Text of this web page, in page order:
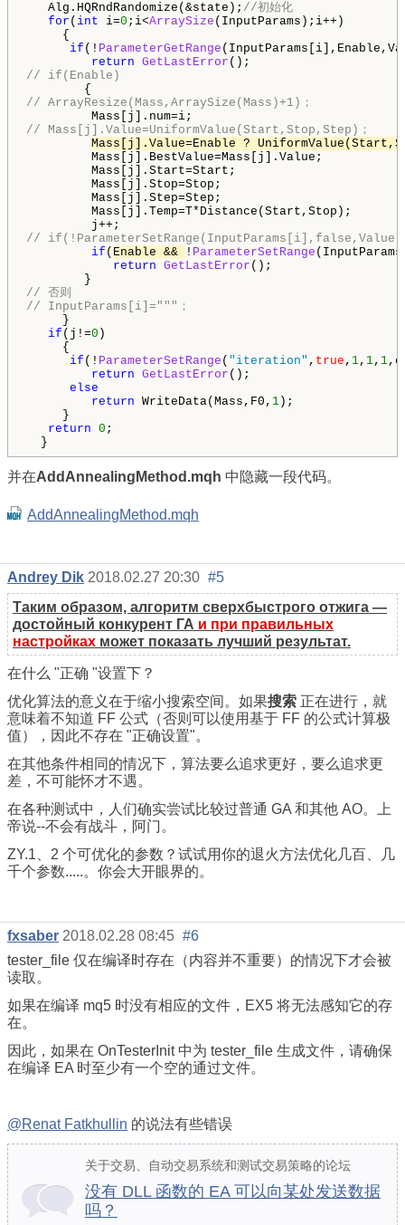
Alg.HQRndRandomize(&state); //初始化
for ( int i=0 ;i<ArraySize (InputParams);i++)
{
if (! ParameterGetRange
return GetLastError
// if(Enable)
// ArrayResize(Mass,ArraySize(Mass)+1)；
// Mass[j].Value=UniformValue(Start,Stop,Step)；
Mass[j].Value=Enable ?
Mass[j].BestValue=Mass[j].Value;
Mass[j].Start=Start;
Mass[j].Stop=Stop;
Mass[j].Step=Step;
Mass[j].Temp=T*Distance(Start,Stop);
//
if ( Enable && ! ParameterSetRange
return GetLastError ();
// 否则
// InputParams[i]="""；
}
if (j!=0 )
{
if (! ParameterSetRange ( "iteration" , true , 1, 1, 1
return GetLastError ();
else
return WriteData(Mass,F0, 1 );
}
return 0 ;
}
并在AddAnnealingMethod.mqh 中隐藏一段代码。
AddAnnealingMethod.mqh
Andrey Dik 2018.02.27 20:30 #5
Таким образом, алгоритм сверхбыстрого отжига —
достойный конкурент ГА и при правильных
настройках может показать лучший результат.
在什么 "正确 "设置下？
优化算法的意义在于缩小搜索空间。如果搜索 正在进行，就
意味着不知道 FF 公式（否则可以使用基于 FF 的公式计算极
值），因此不存在 "正确设置"。
在其他条件相同的情况下，算法要么追求更好，要么追求更
差，不可能怀才不遇。
在各种测试中，人们确实尝试比较过普通 GA 和其他 AO。上
帝说--不会有战斗，阿门。
ZY.1、2 个可优化的参数？试试用你的退火方法优化几百、几
千个参数.....。你会大开眼界的。
fxsaber 2018.02.28 08:45 #6
tester_file 仅在编译时存在（内容并不重要）的情况下才会被
读取。
如果在编译 mq5 时没有相应的文件，EX5 将无法感知它的存
在。
因此，如果在 OnTesterInit 中为 tester_file 生成文件，请确保
在编译 EA 时至少有一个空的通过文件。
@Renat Fatkhullin 的说法有些错误
关于交易、自动交易系统和测试交易策略的论坛
没有 DLL 函数的 EA 可以向某处发送数据
吗？